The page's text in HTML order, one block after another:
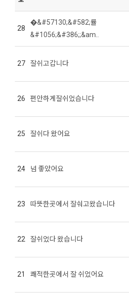
28
�&#57130;&#582;률
&#1056;&#386;;&am..
27 잘쉬고갑니다
26 편안하게잘쉬었습니다
25 잘쉬다 왔어요
24 넘 좋았어요
23 따뜻한곳에서 잘숴고왔습니다
22 잘쉬었다 왔습니다
21 쾌적한곳에서 잘 쉬었어요